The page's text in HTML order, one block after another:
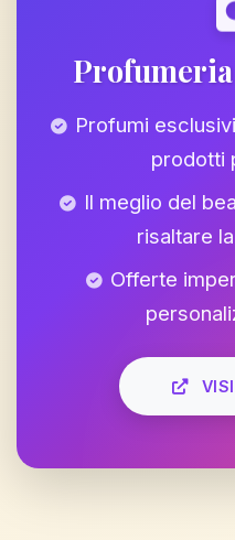
Profumi
prodotti
Il meglio del
risaltare
Offerte